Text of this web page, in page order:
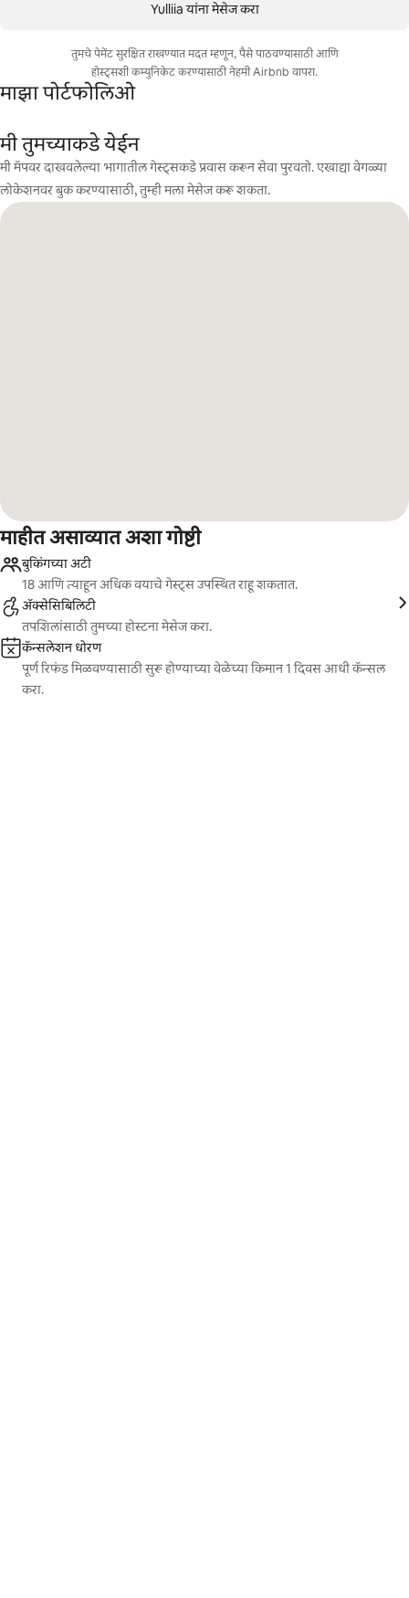
Yulliia यांना मेसेज करा
तुमचे पेमेंट सुरक्षित राखण्यात मदत म्हणून, पैसे पाठवण्यासाठी आणि
होस्ट्सशी कम्युनिकेट करण्यासाठी नेहमी Airbnb वापरा.
माझा पोर्टफोलिओ
मी तुमच्याकडे येईन
मी मॅपवर दाखवलेल्या भागातील गेस्ट्सकडे प्रवास करून सेवा पुरवतो. एखाद्या वेगळ्या
लोकेशनवर बुक करण्यासाठी, तुम्ही मला मेसेज करू शकता.
माहीत असाव्यात अशा गोष्टी
बुकिंगच्या अटी
18 आणि त्याहून अधिक वयाचे गेस्ट्स उपस्थित राहू शकतात.
ॲक्सेसिबिलिटी
तपशिलांसाठी तुमच्या होस्टना मेसेज करा.
कॅन्सलेशन धोरण
पूर्ण रिफंड मिळवण्यासाठी सुरू होण्याच्या वेळेच्या किमान 1 दिवस आधी कॅन्सल
करा.